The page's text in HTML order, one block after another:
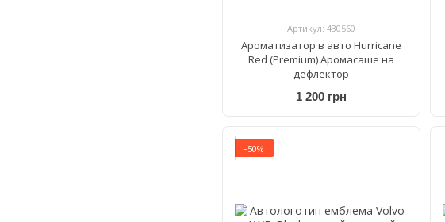
Артикул: 430560
Ароматизатор в авто Hurricane
Red (Premium) Аромасаше на
дефлектор
1 200 грн
−50%